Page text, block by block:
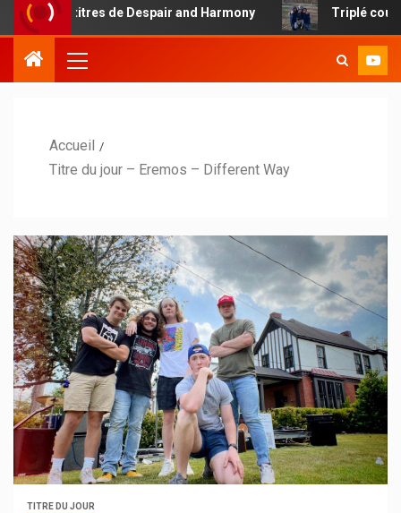
de Despair and Harmony Triplé country pour
Accueil
Titre du jour – Eremos – Different Way
TITRE DU JOUR